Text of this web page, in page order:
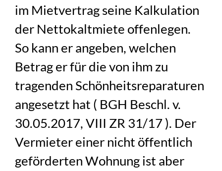
im Mietvertrag seine Kalkulation
der Nettokaltmiete offenlegen.
So kann er angeben, welchen
Betrag er für die von ihm zu
tragenden Schönheitsreparaturen
angesetzt hat ( BGH Beschl. v.
30.05.2017, VIII ZR 31/17 ). Der
Vermieter einer nicht öffentlich
geförderten Wohnung ist aber